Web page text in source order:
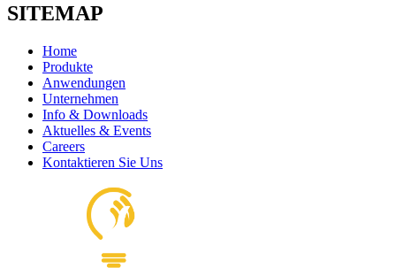
SITEMAP
Home
Produkte
Anwendungen
Unternehmen
Info & Downloads
Aktuelles & Events
Careers
Kontaktieren Sie Uns